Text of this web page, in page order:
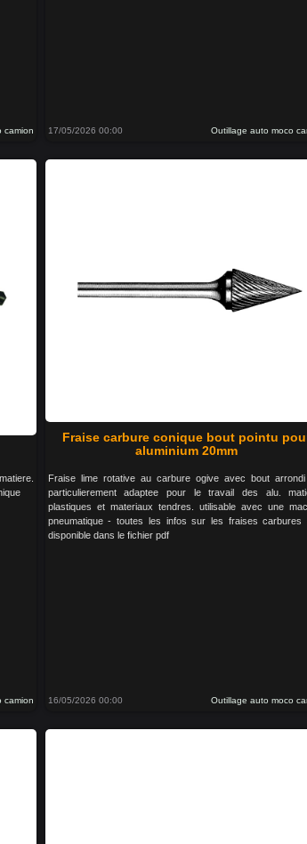
camion 17/05/2026 00:00 Outillage auto moco
camion
Fraise carbure conique bout pointu
aluminium 20mm
Fraise lime rotative au carbure ogive avec bout arrondi
particulierement adaptee pour le travail des alu.
plastiques et materiaux tendres. utilisable avec une
pneumatique - toutes les infos sur les fraises carbures
disponible dans le fichier pdf
16/05/2026 00:00 Outillage auto moco